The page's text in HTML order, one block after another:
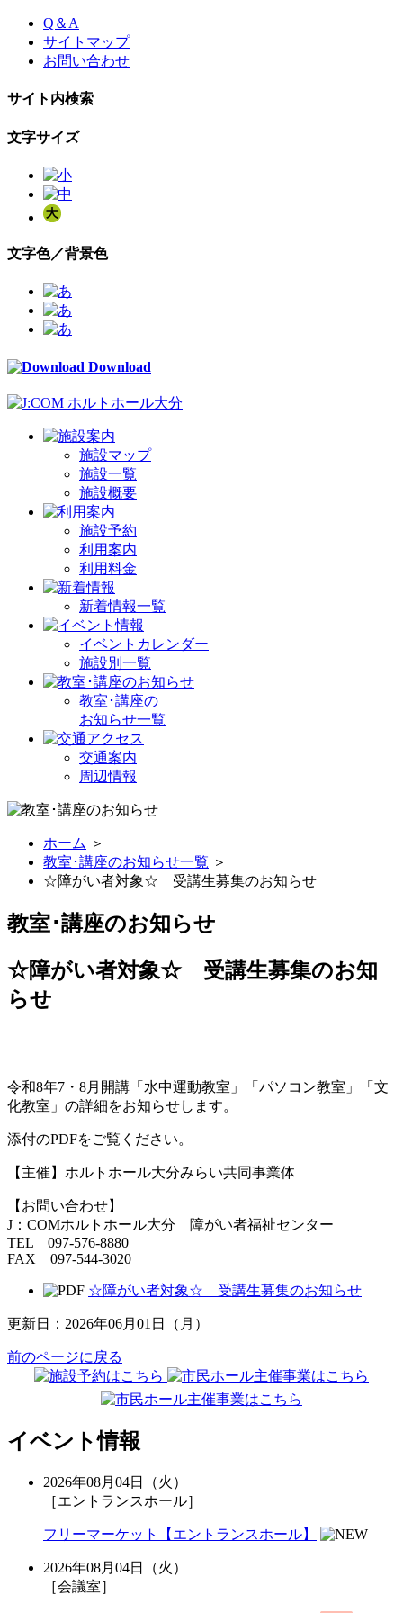
Skip
content
Q＆A
サイトマップ
お問い合わせ
サイト内検索
文字サイズ
文字色／背景色
Download
施設マップ
施設一覧
施設概要
施設予約
利用案内
利用料金
新着情報一覧
イベントカレンダー
施設別一覧
教室･講座の
お知らせ一覧
交通案内
周辺情報
ホーム ＞
教室･講座のお知らせ一覧 ＞
☆障がい者対象☆ 受講生募集のお知らせ
教室･講座のお知らせ
☆障がい者対象☆ 受講生募集のお知
らせ
令和8年7・8月開講「水中運動教室」「パソコン教室」「文
化教室」の詳細をお知らせします。
添付のPDFをご覧ください。
【主催】ホルトホール大分みらい共同事業体
【お問い合わせ】
J：COMホルトホール大分 障がい者福祉センター
TEL 097-576-8880
FAX 097-544-3020
☆障がい者対象☆ 受講生募集のお知らせ
更新日：2026年06月01日（月）
前のページに戻る
イベント情報
2026年08月04日（火）
［エントランスホール］
フリーマーケット【エントランスホール】
2026年08月04日（火）
［会議室］